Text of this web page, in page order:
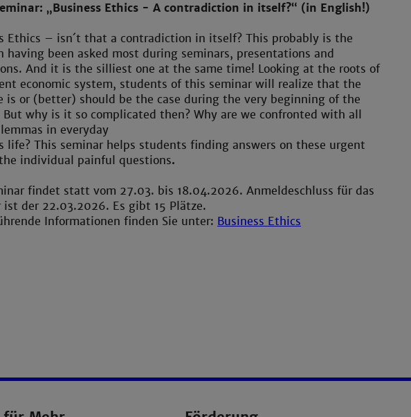
„Business Ethics - A contradiction in itself?“ (in English!)
Ethics – isn´t that a contradiction in itself? This probably is the
having been asked most during seminars, presentations and
And it is the silliest one at the same time! Looking at the roots of
economic system, students of this seminar will realize that the
is or (better) should be the case during the very beginning of the
But why is it so complicated then? Why are we confronted with all
in everyday
life? This seminar helps students finding answers on these urgent
individual painful questions.
findet statt vom 27.03. bis 18.04.2026. Anmeldeschluss für das
ist der 22.03.2026. Es gibt 15 Plätze.
Informationen finden Sie unter: Business Ethics